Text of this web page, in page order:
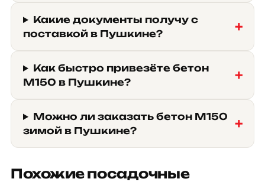
Какие документы получу с
поставкой в Пушкине?
Как быстро привезёте бетон
М150 в Пушкине?
Можно ли заказать бетон М150
зимой в Пушкине?
Похожие посадочные